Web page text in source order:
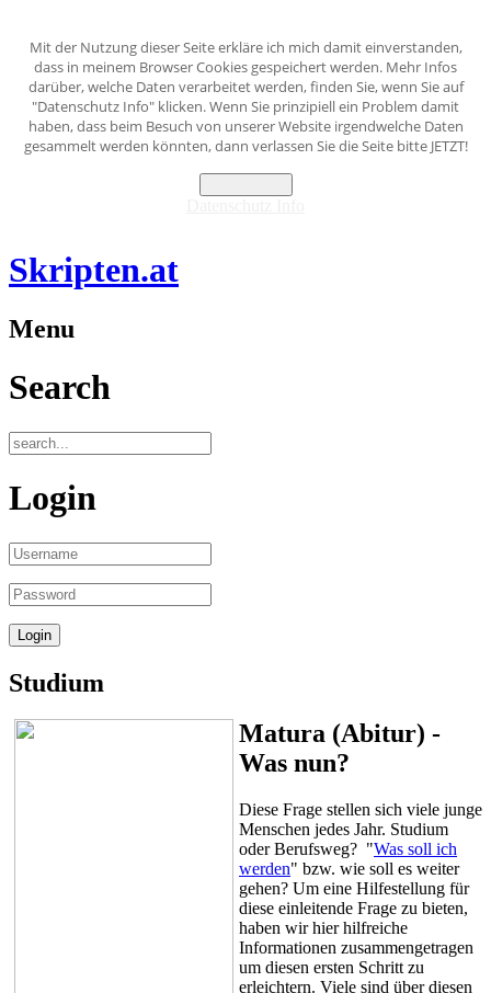
Mit der Nutzung dieser Seite erkläre ich mich damit einverstanden,
dass in meinem Browser Cookies gespeichert werden. Mehr Infos
darüber, welche Daten verarbeitet werden, finden Sie, wenn Sie auf
"Datenschutz Info" klicken. Wenn Sie prinzipiell ein Problem damit
haben, dass beim Besuch von unserer Website irgendwelche Daten
gesammelt werden könnten, dann verlassen Sie die Seite bitte JETZT!
Skripten.at
Menu
Search
Login
Studium
Matura (Abitur) -
Was nun?
Diese Frage stellen sich viele junge
Menschen jedes Jahr. Studium
oder Berufsweg? "Was soll ich
werden" bzw. wie soll es weiter
gehen? Um eine Hilfestellung für
diese einleitende Frage zu bieten,
haben wir hier hilfreiche
Informationen zusammengetragen
um diesen ersten Schritt zu
erleichtern. Viele sind über diesen